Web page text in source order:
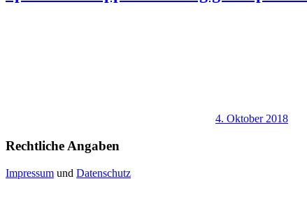
4. Oktober 2018
Rechtliche Angaben
Impressum und Datenschutz